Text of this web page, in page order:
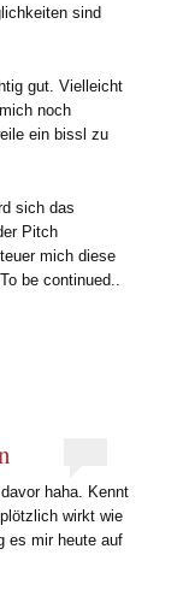
sind
gut. Vielleicht
noch
ein bissl zu
sich das
Pitch
mich diese
be continued..
haha. Kennt
wirkt wie
es mir heute auf